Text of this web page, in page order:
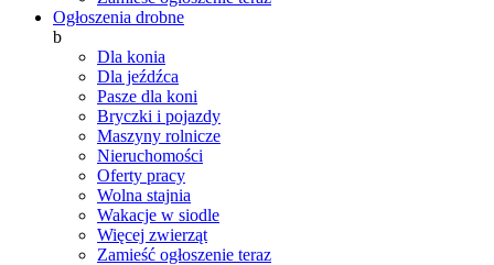
Ogłoszenia drobne
b
Dla konia
Dla jeźdźca
Pasze dla koni
Bryczki i pojazdy
Maszyny rolnicze
Nieruchomości
Oferty pracy
Wolna stajnia
Wakacje w siodle
Więcej zwierząt
Zamieść ogłoszenie teraz